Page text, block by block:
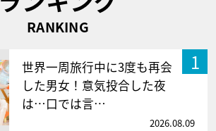
RANKING
1
世界一周旅行中に3度も再会
した男女！意気投合した夜
は…口では言…
2026.08.09